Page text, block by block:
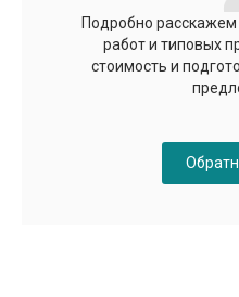
Подробно расскажем
работ и типовых
стоимость и